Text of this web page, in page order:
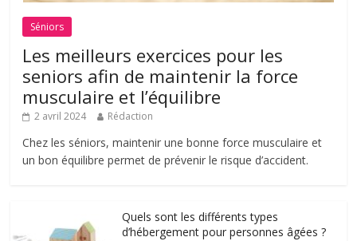
Séniors
Les meilleurs exercices pour les
seniors afin de maintenir la force
musculaire et l’équilibre
2 avril 2024 Rédaction
Chez les séniors, maintenir une bonne force musculaire et
un bon équilibre permet de prévenir le risque d’accident.
Quels sont les différents types
d’hébergement pour personnes âgées ?